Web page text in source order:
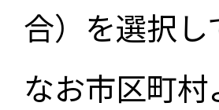
合）を選択
なお市区町